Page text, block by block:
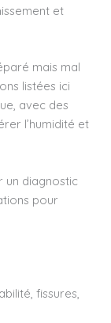
et
mais mal
listées ici
avec des
l’humidité et
un diagnostic
pour
fissures,